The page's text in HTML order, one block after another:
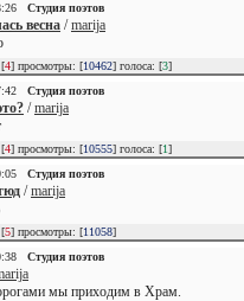
Студия поэтов
весна /marija
[4] просмотры: [10462] голоса: [3]
Студия поэтов
/marija
[4] просмотры: [10555] голоса: [1]
Студия поэтов
/marija
[5] просмотры: [11058]
Студия поэтов
мы приходим в Храм.